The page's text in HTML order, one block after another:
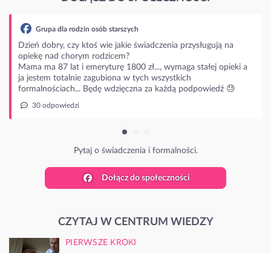
świadczenia przysługują na
zł..., wymaga stałej opieki a
tych wszystkich
za każdą podpowiedź 😓
Dołącz do społeczności
CZYTAJ W CENTRUM WIEDZY
PIERWSZE KROKI